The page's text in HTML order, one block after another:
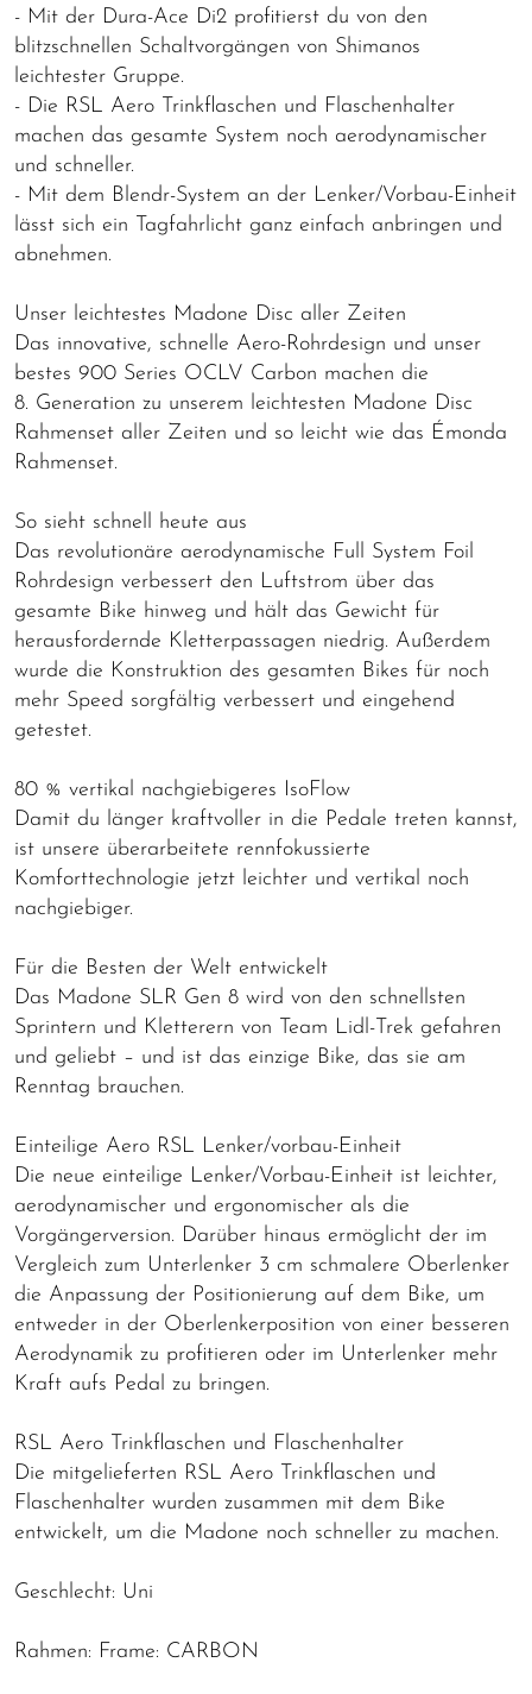
- Mit der Dura-Ace Di2 profitierst du von den
blitzschnellen Schaltvorgängen von Shimanos
leichtester Gruppe.
- Die RSL Aero Trinkflaschen und Flaschenhalter
machen das gesamte System noch aerodynamischer
und schneller.
- Mit dem Blendr-System an der Lenker/Vorbau-Einheit
lässt sich ein Tagfahrlicht ganz einfach anbringen und
abnehmen.
Unser leichtestes Madone Disc aller Zeiten
Das innovative, schnelle Aero-Rohrdesign und unser
bestes 900 Series OCLV Carbon machen die
8. Generation zu unserem leichtesten Madone Disc
Rahmenset aller Zeiten und so leicht wie das Émonda
Rahmenset.
So sieht schnell heute aus
Das revolutionäre aerodynamische Full System Foil
Rohrdesign verbessert den Luftstrom über das
gesamte Bike hinweg und hält das Gewicht für
herausfordernde Kletterpassagen niedrig. Außerdem
wurde die Konstruktion des gesamten Bikes für noch
mehr Speed sorgfältig verbessert und eingehend
getestet.
80 % vertikal nachgiebigeres IsoFlow
Damit du länger kraftvoller in die Pedale treten kannst,
ist unsere überarbeitete rennfokussierte
Komforttechnologie jetzt leichter und vertikal noch
nachgiebiger.
Für die Besten der Welt entwickelt
Das Madone SLR Gen 8 wird von den schnellsten
Sprintern und Kletterern von Team Lidl-Trek gefahren
und geliebt – und ist das einzige Bike, das sie am
Renntag brauchen.
Einteilige Aero RSL Lenker/vorbau-Einheit
Die neue einteilige Lenker/Vorbau-Einheit ist leichter,
aerodynamischer und ergonomischer als die
Vorgängerversion. Darüber hinaus ermöglicht der im
Vergleich zum Unterlenker 3 cm schmalere Oberlenker
die Anpassung der Positionierung auf dem Bike, um
entweder in der Oberlenkerposition von einer besseren
Aerodynamik zu profitieren oder im Unterlenker mehr
Kraft aufs Pedal zu bringen.
RSL Aero Trinkflaschen und Flaschenhalter
Die mitgelieferten RSL Aero Trinkflaschen und
Flaschenhalter wurden zusammen mit dem Bike
entwickelt, um die Madone noch schneller zu machen.
Geschlecht: Uni
Rahmen: Frame: CARBON